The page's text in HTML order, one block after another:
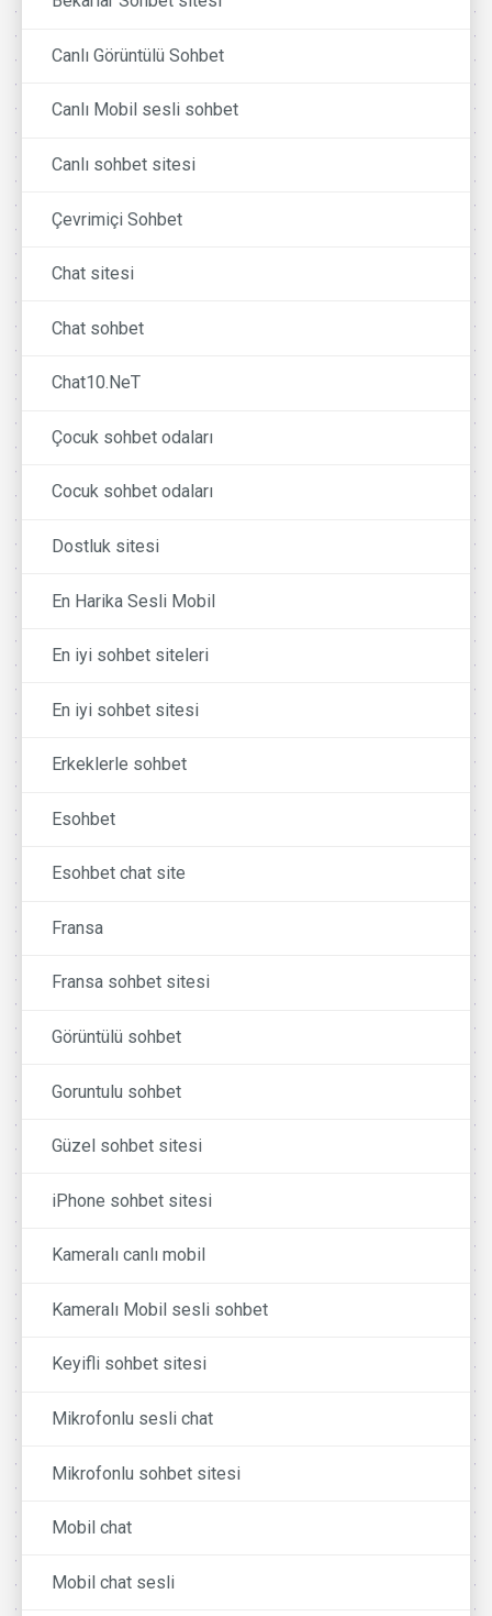
Canlı Görüntülü Sohbet
Canlı Mobil sesli sohbet
Canlı sohbet sitesi
Çevrimiçi Sohbet
Chat sitesi
Chat sohbet
Chat10.NeT
Çocuk sohbet odaları
Cocuk sohbet odaları
Dostluk sitesi
En Harika Sesli Mobil
En iyi sohbet siteleri
En iyi sohbet sitesi
Erkeklerle sohbet
Esohbet
Esohbet chat site
Fransa
Fransa sohbet sitesi
Görüntülü sohbet
Goruntulu sohbet
Güzel sohbet sitesi
iPhone sohbet sitesi
Kameralı canlı mobil
Kameralı Mobil sesli sohbet
Keyifli sohbet sitesi
Mikrofonlu sesli chat
Mikrofonlu sohbet sitesi
Mobil chat
Mobil chat sesli